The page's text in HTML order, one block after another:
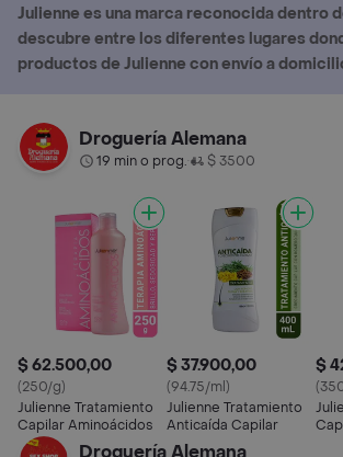
Julienne es una marca reconocida dentro
descubre entre los diferentes lugares
productos de Julienne con envío a
Droguería Alemana
19 min o prog.• $ 3500
$ 62.500,00
(250/g)
Julienne Tratamiento
Capilar Aminoácidos
$ 37.900,00
(94.75/ml)
Julienne Tratamiento
Anticaída Capilar
$
Droguería Alemana